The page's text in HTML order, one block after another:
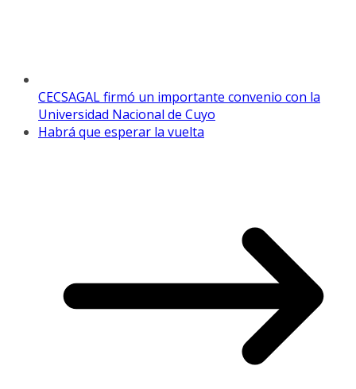
CECSAGAL firmó un importante convenio con la
Universidad Nacional de Cuyo
Habrá que esperar la vuelta